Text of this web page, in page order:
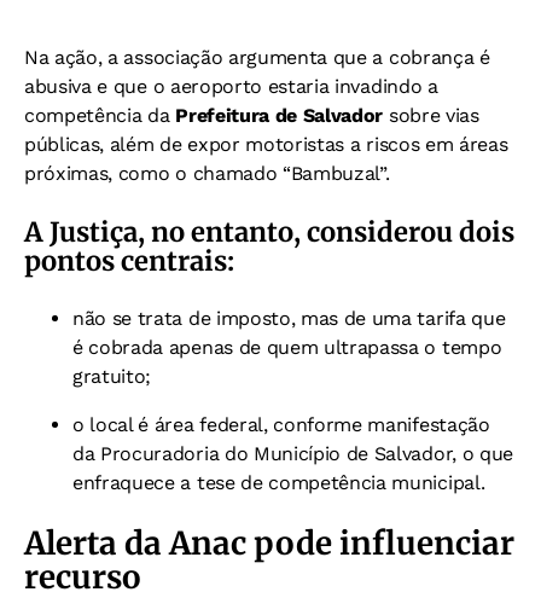
Na ação, a associação argumenta que a cobrança é
abusiva e que o aeroporto estaria invadindo a
competência da Prefeitura de Salvador sobre vias
públicas, além de expor motoristas a riscos em áreas
próximas, como o chamado “Bambuzal”.
A Justiça, no entanto, considerou dois
pontos centrais:
não se trata de imposto, mas de uma tarifa que
é cobrada apenas de quem ultrapassa o tempo
gratuito;
o local é área federal, conforme manifestação
da Procuradoria do Município de Salvador, o que
enfraquece a tese de competência municipal.
Alerta da Anac pode influenciar
recurso